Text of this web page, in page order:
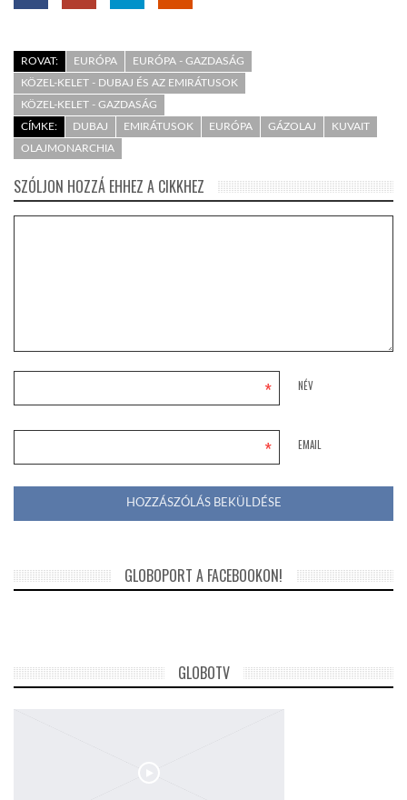
ROVAT: EURÓPA
EURÓPA - GAZDASÁG
KÖZEL-KELET - DUBAJ ÉS AZ EMIRÁTUSOK
KÖZEL-KELET - GAZDASÁG
CÍMKE:
DUBAJ EMIRÁTUSOK EURÓPA GÁZOLAJ
KUVAIT
OLAJMONARCHIA
SZÓLJON HOZZÁ EHHEZ A CIKKHEZ
NÉV
*
EMAIL
*
GLOBOPORT A FACEBOOKON!
GLOBOTV